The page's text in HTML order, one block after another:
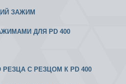
ЗАЖИМ
ДЛЯ PD 400
С РЕЗЦОМ К PD 400